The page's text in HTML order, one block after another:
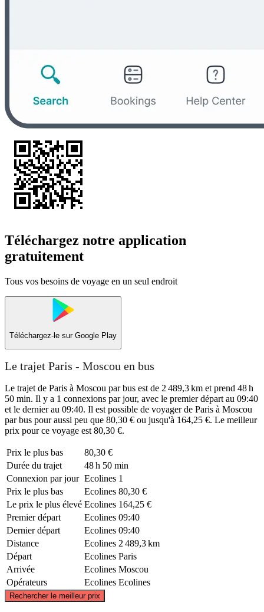
Téléchargez notre application
gratuitement
Tous vos besoins de voyage en un seul endroit
Téléchargez-le sur Google Play
Le trajet Paris - Moscou en bus
Le trajet de Paris à Moscou par bus est de 2 489,3 km et prend 48 h
50 min. Il y a 1 connexions par jour, avec le premier départ au 09:40
et le dernier au 09:40. Il est possible de voyager de Paris à Moscou
par bus pour aussi peu que 80,30 € ou jusqu'à 164,25 €. Le meilleur
prix pour ce voyage est 80,30 €.
Prix ​​le plus bas
80,30 €
Durée du trajet
48 h 50 min
Connexion par jour Ecolines 1
Prix ​​le plus bas
Ecolines 80,30 €
Le prix le plus élevé Ecolines 164,25 €
Premier départ
Ecolines 09:40
Dernier départ
Ecolines 09:40
Distance
Ecolines 2 489,3 km
Départ
Ecolines Paris
Arrivée
Ecolines Moscou
Opérateurs
Ecolines Ecolines
Rechercher le meilleur prix
©CARTO